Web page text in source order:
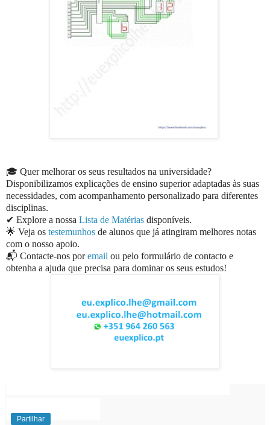
🎓 Quer melhorar os seus resultados na universidade?
Disponibilizamos explicações de ensino superior adaptadas às suas
necessidades, com acompanhamento personalizado para diferentes
disciplinas.
✔ Explore a nossa Lista de Matérias disponíveis.
🌟 Veja os testemunhos de alunos que já atingiram melhores notas
com o nosso apoio.
📬 Contacte-nos poremail ou pelo formulário de contacto e
obtenha a ajuda que precisa para dominar os seus estudos!
EnsinoSuperior
Partilhar